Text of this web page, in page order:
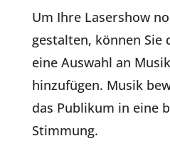
Um Ihre Lasershow
gestalten, können Sie
eine Auswahl an
hinzufügen. Musik
das Publikum in eine
Stimmung.